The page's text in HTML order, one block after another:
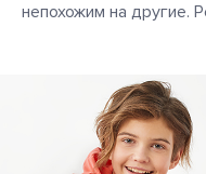
непохожим на другие.